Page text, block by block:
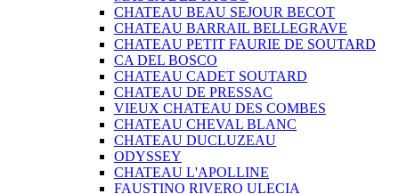
CHATEAU BEAU SEJOUR BECOT
CHATEAU BARRAIL BELLEGRAVE
CHATEAU PETIT FAURIE DE SOUTARD
CA DEL BOSCO
CHATEAU CADET SOUTARD
CHATEAU DE PRESSAC
VIEUX CHATEAU DES COMBES
CHATEAU CHEVAL BLANC
CHATEAU DUCLUZEAU
ODYSSEY
CHATEAU L'APOLLINE
FAUSTINO RIVERO ULECIA